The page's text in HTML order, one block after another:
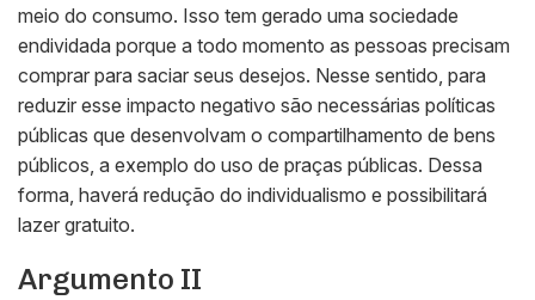
meio do consumo. Isso tem gerado uma sociedade
endividada porque a todo momento as pessoas precisam
comprar para saciar seus desejos. Nesse sentido, para
reduzir esse impacto negativo são necessárias políticas
públicas que desenvolvam o compartilhamento de bens
públicos, a exemplo do uso de praças públicas. Dessa
forma, haverá redução do individualismo e possibilitará
lazer gratuito.
Argumento II